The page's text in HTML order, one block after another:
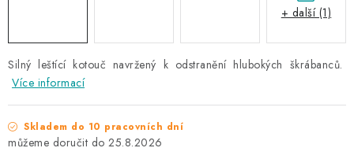
Silnýleštící kotouč navržený k odstranění hlubokých škrábanců.
Více informací
Skladem do 10 pracovních dní
25.8.2026
+ další (1)